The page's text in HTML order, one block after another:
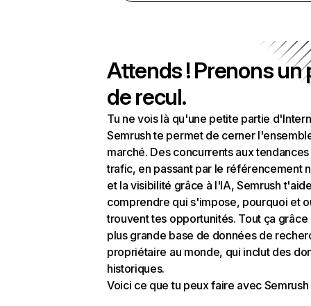
Attends ! Prenons un
de recul.
Tu ne vois là qu'une petite partie
Semrush te permet de cerner
marché. Des concurrents aux
trafic, en passant par le référencement
et la visibilité grâce à l'IA, Semrush
comprendre qui s'impose, pourquoi et
trouvent tes opportunités. Tout ça grâce
plus grande base de données de
propriétaire au monde, qui inclut des
historiques.
Voici ce que tu peux faire avec Semrush